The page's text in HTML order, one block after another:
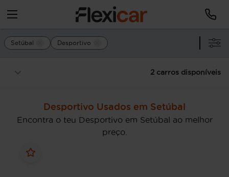
Setúbal Desportivo
2 carros disponíveis
Desportivo Usados em Setúbal
Encontra o teu Desportivo em Setúbal ao melhor
preço.